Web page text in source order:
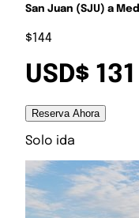
San Juan (SJU) a
$144
USD$ 131
Reserva Ahora
Solo ida